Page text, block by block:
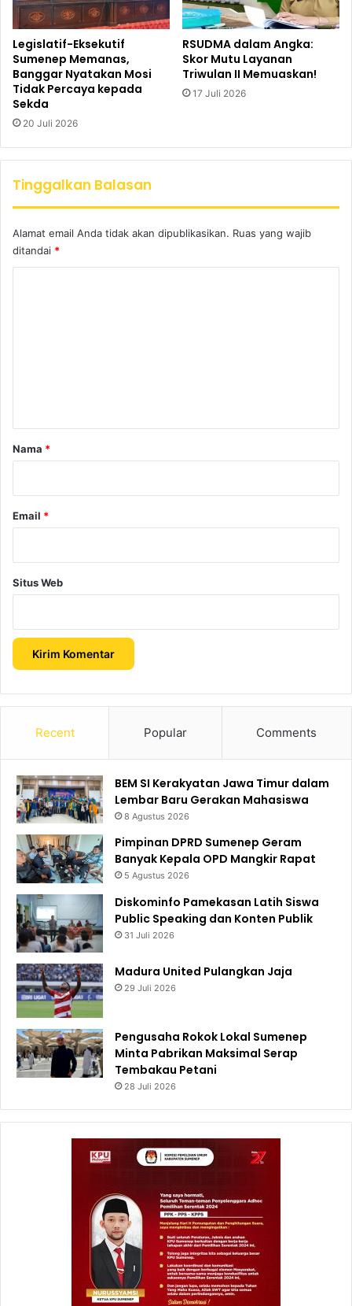
Legislatif-Eksekutif
Sumenep Memanas,
Banggar Nyatakan Mosi
Tidak Percaya kepada
Sekda
20 Juli 2026
RSUDMA dalam Angka:
Skor Mutu Layanan
Triwulan II Memuaskan!
17 Juli 2026
Tinggalkan Balasan
Alamat email Anda tidak akan dipublikasikan. Ruas yang wajib
ditandai *
rNama *
Email *
Situs Web
Recent Popular Comments
BEM SI Kerakyatan Jawa Timur dalam
Lembar Baru Gerakan Mahasiswa
8 Agustus 2026
Pimpinan DPRD Sumenep Geram
Banyak Kepala OPD Mangkir Rapat
5 Agustus 2026
Diskominfo Pamekasan Latih Siswa
Public Speaking dan Konten Publik
31 Juli 2026
Madura United Pulangkan Jaja
29 Juli 2026
Pengusaha Rokok Lokal Sumenep
Minta Pabrikan Maksimal Serap
Tembakau Petani
28 Juli 2026